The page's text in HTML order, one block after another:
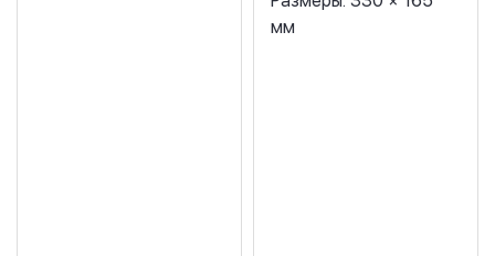
мм